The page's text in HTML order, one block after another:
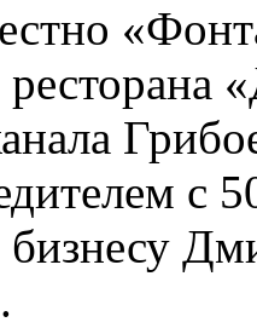
ресторана
с
бизнесу